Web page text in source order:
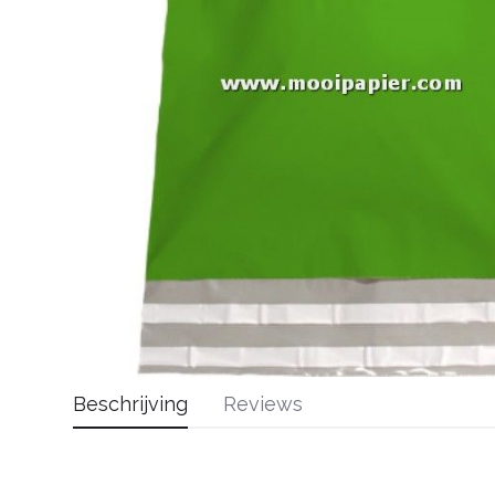
Beschrijving Reviews